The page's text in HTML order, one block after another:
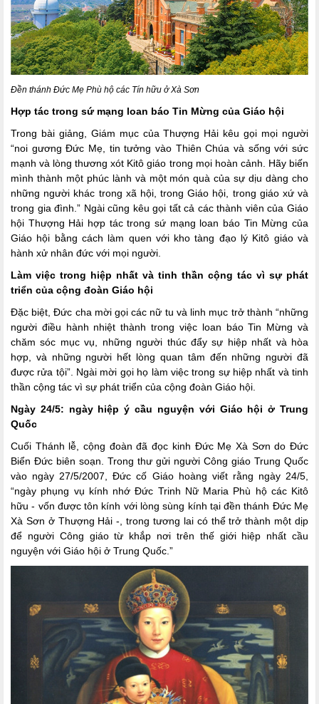
Đền thánh Đức Mẹ Phù hộ các Tín hữu ở Xà Sơn
Hợp tác trong sứ mạng loan báo Tin Mừng của Giáo hội
Trong bài giảng, Giám mục của Thượng Hải kêu gọi mọi người
“noi gương Đức Mẹ, tin tưởng vào Thiên Chúa và sống với sức
mạnh và lòng thương xót Kitô giáo trong mọi hoàn cảnh. Hãy biến
mình thành một phúc lành và một món quà của sự dịu dàng cho
những người khác trong xã hội, trong Giáo hội, trong giáo xứ và
trong gia đình.” Ngài cũng kêu gọi tất cả các thành viên của Giáo
hội Thượng Hải hợp tác trong sứ mạng loan báo Tin Mừng của
Giáo hội bằng cách làm quen với kho tàng đạo lý Kitô giáo và
hành xử nhân đức với mọi người.
Làm việc trong hiệp nhất và tinh thần cộng tác vì sự phát
triển của cộng đoàn Giáo hội
Đặc biệt, Đức cha mời gọi các nữ tu và linh mục trở thành “những
người điều hành nhiệt thành trong việc loan báo Tin Mừng và
chăm sóc mục vụ, những người thúc đẩy sự hiệp nhất và hòa
hợp, và những người hết lòng quan tâm đến những người đã
được rửa tội”. Ngài mời gọi họ làm việc trong sự hiệp nhất và tinh
thần cộng tác vì sự phát triển của cộng đoàn Giáo hội.
Ngày 24/5: ngày hiệp ý cầu nguyện với Giáo hội ở Trung
Quốc
Cuối Thánh lễ, cộng đoàn đã đọc kinh Đức Mẹ Xà Sơn do Đức
Biển Đức biên soạn. Trong thư gửi người Công giáo Trung Quốc
vào ngày 27/5/2007, Đức cố Giáo hoàng viết rằng ngày 24/5,
“ngày phụng vụ kính nhớ Đức Trinh Nữ Maria Phù hộ các Kitô
hữu - vốn được tôn kính với lòng sùng kính tại đền thánh Đức Mẹ
Xà Sơn ở Thượng Hải -, trong tương lai có thể trở thành một dịp
để người Công giáo từ khắp nơi trên thế giới hiệp nhất cầu
nguyện với Giáo hội ở Trung Quốc.”